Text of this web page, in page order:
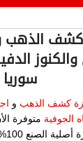
كشف
والكنوز
سوريا
كشف الذهب و
الجوفية متوفرة